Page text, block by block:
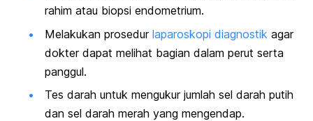
rahim atau biopsi endometrium.
Melakukan prosedur laparoskopi diagnostik agar
dokter dapat melihat bagian dalam perut serta
panggul.
Tes darah untuk mengukur jumlah sel darah putih
dan sel darah merah yang mengendap.